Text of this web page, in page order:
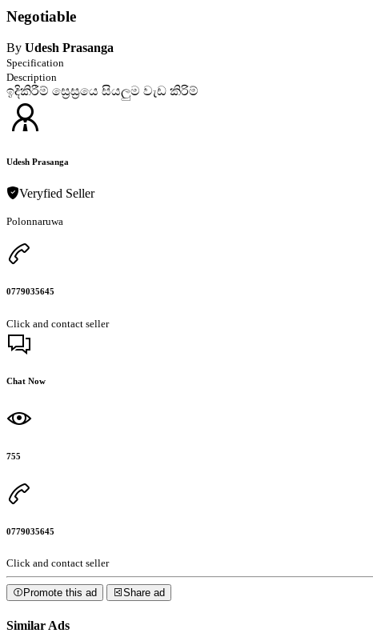
Negotiable
By Udesh Prasanga
Specification
Description
ඉදිකිරීම් ස්‍රෙස්‍රයෙ සියලුම වැඩ කිරිම්
Udesh Prasanga
Veryfied Seller
Polonnaruwa
0779035645
Click and contact seller
Chat Now
755
0779035645
Click and contact seller
Promote this ad Share ad
Similar Ads